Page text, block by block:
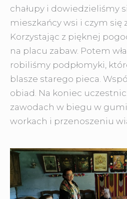
chałupy i dowiedzieliśmy
mieszkańcy wsi i czym się
Korzystając z pięknej
na placu zabaw. Potem
robiliśmy podpłomyki,
blasze starego pieca.
obiad. Na koniec
zawodach w biegu w
workach i przenoszeniu